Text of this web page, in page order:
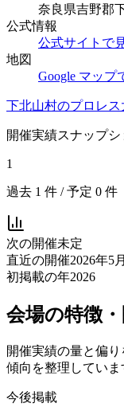
奈良県吉野郡
公式情報
公式サイトで
地図
Google マップ
下北山村のプロレス
開催実績スナップシ
1
過去 1 件 / 予定 0 件
次の開催未定
直近の開催2026年5
初掲載の年2026
会場の特徴
開催実績の量と偏
傾向を整理していま
今後掲載